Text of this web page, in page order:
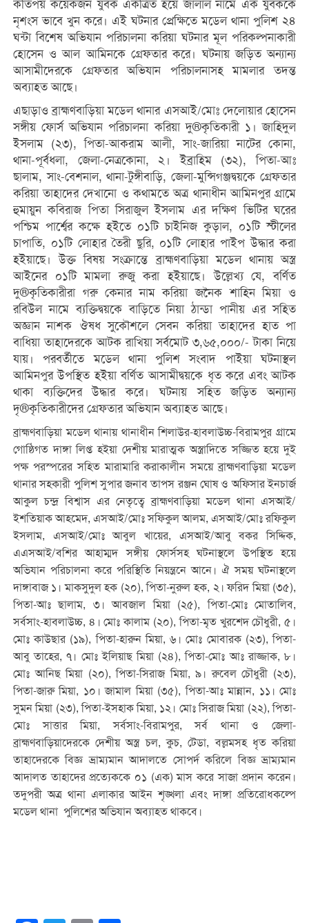
কতিপয় কয়েকজন যুবক একত্রিত হয়ে জালাল নামে এক যুবককে
নৃশংস ভাবে খুন করে। এই ঘটনার প্রেক্ষিতে মডেল থানা পুলিশ ২৪
ঘন্টা বিশেষ অভিযান পরিচালনা করিয়া ঘটনার মূল পরিকল্পনাকারী
হোসেন ও আল আমিনকে গ্রেফতার করে। ঘটনায় জড়িত অন্যান্য
আসামীদেরকে গ্রেফতার অভিযান পরিচালনাসহ মামলার তদন্ত
অব্যাহত আছে।
এছাড়াও ব্রাহ্মণবাড়িয়া মডেল থানার এসআই/মোঃ দেলোয়ার হোসেন
সঙ্গীয় ফোর্স অভিযান পরিচালনা করিয়া দু®কৃতিকারী ১। জাহিদুল
ইসলাম (২৩), পিতা-আকরাম আলী, সাং-জারিয়া নাটের কোনা,
থানা-পূর্বধলা, জেলা-নেত্রকোনা, ২। ইব্রাহিম (৩২), পিতা-আঃ
ছালাম, সাং-বেশনাল, থানা-টুঙ্গীবাড়ি, জেলা-মুন্সিগঞ্জদ্বয়কে গ্রেফতার
করিয়া তাহাদের দেখানো ও কথামতে অত্র থানাধীন আমিনপুর গ্রামে
হুমায়ুন কবিরাজ পিতা সিরাজুল ইসলাম এর দক্ষিণ ভিটির ঘরের
পশ্চিম পার্শ্বের কক্ষে হইতে ০১টি চাইনিজ কুড়াল, ০১টি স্টীলের
চাপাতি, ০১টি লোহার তৈরী ছুরি, ০১টি লোহার পাইপ উদ্ধার করা
হইয়াছে। উক্ত বিষয় সংক্রান্তে ব্রাহ্মণবাড়িয়া মডেল থানায় অস্ত্র
আইনের ০১টি মামলা রুজু করা হইয়াছে। উল্লেখ্য যে, বর্ণিত
দু®কৃতিকারীরা গরু কেনার নাম করিয়া জনৈক শাহিন মিয়া ও
রবিউল নামে ব্যক্তিদ্বয়কে বাড়িতে নিয়া ঠান্ডা পানীয় এর সহিত
অজ্ঞান নাশক ঔষধ সুকৌশলে সেবন করিয়া তাহাদের হাত পা
বাধিয়া তাহাদেরকে আটক রাখিয়া সর্বমোট ৩,৬৫,০০০/- টাকা নিয়ে
যায়। পরবর্তীতে মডেল থানা পুলিশ সংবাদ পাইয়া ঘটনাস্থল
আমিনপুর উপস্থিত হইয়া বর্ণিত আসামীদ্বয়কে ধৃত করে এবং আটক
থাকা ব্যক্তিদের উদ্ধার করে। ঘটনায় সহিত জড়িত অন্যান্য
দৃ®কৃতিকারীদের গ্রেফতার অভিযান অব্যাহত আছে।
ব্রাহ্মণবাড়িয়া মডেল থানায় থানাধীন শিলাউর-হাবলাউচ্চ-বিরামপুর গ্রামে
গোষ্ঠিগত দাঙ্গা লিপ্ত হইয়া দেশীয় মারাত্মক অস্ত্রাদিতে সজ্জিত হয়ে দুই
পক্ষ পরস্পরের সহিত মারামারি করাকালীন সময়ে ব্রাহ্মণবাড়িয়া মডেল
থানার সহকারী পুলিশ সুপার জনাব তাপস রঞ্জন ঘোষ ও অফিসার ইনচার্জ
আকুল চন্দ্র বিশ্বাস এর নেতৃত্বে ব্রাহ্মণবাড়িয়া মডেল থানা এসআই/
ইশতিয়াক আহমেদ, এসআই/মোঃ সফিকুল আলম, এসআই/মোঃ রফিকুল
ইসলাম, এসআই/মোঃ আবুল খায়ের, এসআই/আবু বকর সিদ্দিক,
এএসআই/বশির আহাম্মদ সঙ্গীয় ফোর্সসহ ঘটনাস্থলে উপস্থিত হয়ে
অভিযান পরিচালনা করে পরিস্থিতি নিয়ন্ত্রনে আনে। ঐ সময় ঘটনাস্থলে
দাঙ্গাবাজ ১। মাকসুদুল হক (২০), পিতা-নুরুল হক, ২। ফরিদ মিয়া (৩৫),
পিতা-আঃ ছালাম, ৩। আবজাল মিয়া (২৫), পিতা-মোঃ মোতালিব,
সর্বসাং-হাবলাউচ্চ, ৪। মোঃ কালাম (২০), পিতা-মৃত খুরশেদ চৌধুরী, ৫।
মোঃ কাউছার (১৯), পিতা-হারুন মিয়া, ৬। মোঃ মোবারক (২৩), পিতা-
আবু তাহের, ৭। মোঃ ইলিয়াছ মিয়া (২৪), পিতা-মোঃ আঃ রাজ্জাক, ৮।
মোঃ আনিছ মিয়া (২০), পিতা-সিরাজ মিয়া, ৯। রুবেল চৌধুরী (২৩),
পিতা-জারু মিয়া, ১০। জামাল মিয়া (৩৫), পিতা-আঃ মান্নান, ১১। মোঃ
সুমন মিয়া (২৩), পিতা-ইসহাক মিয়া, ১২। মোঃ সিরাজ মিয়া (২২), পিতা-
মোঃ সাত্তার মিয়া, সর্বসাং-বিরামপুর, সর্ব থানা ও জেলা-
ব্রাহ্মণবাড়িয়াদেরকে দেশীয় অস্ত্র চল, কুচ, টেডা, বল্লমসহ ধৃত করিয়া
তাহাদেরকে বিজ্ঞ ভ্রাম্যমান আদালতে সোপর্দ করিলে বিজ্ঞ ভ্রাম্যমান
আদালত তাহাদের প্রত্যেককে ০১ (এক) মাস করে সাজা প্রদান করেন।
তদুপরী অত্র থানা এলাকার আইন শৃঙ্খলা এবং দাঙ্গা প্রতিরোধকল্পে
মডেল থানা পুলিশের অভিযান অব্যাহত থাকবে।